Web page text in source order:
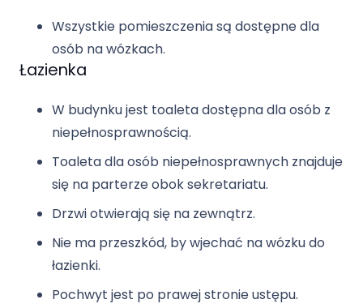
Wszystkie pomieszczenia są dostępne dla
osób na wózkach.
Łazienka
W budynku jest toaleta dostępna dla osób z
niepełnosprawnością.
Toaleta dla osób niepełnosprawnych znajduje
się na parterze obok sekretariatu.
Drzwi otwierają się na zewnątrz.
Nie ma przeszkód, by wjechać na wózku do
łazienki.
Pochwyt jest po prawej stronie ustępu.